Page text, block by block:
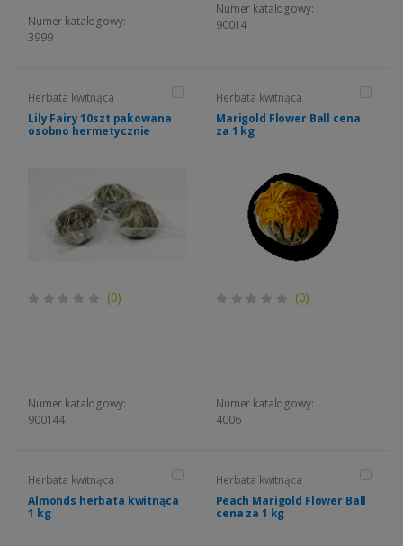
Numer katalogowy:
3999
Numer katalogowy:
90014
Herbata kwitnąca
Lily Fairy 10szt pakowana
osobno hermetycznie
(0)
Numer katalogowy:
900144
Herbata kwitnąca
Marigold Flower Ball cena
za 1 kg
(0)
Numer katalogowy:
4006
Herbata kwitnąca
Almonds herbata kwitnąca
1 kg
Herbata kwitnąca
Peach Marigold Flower Ball
cena za 1 kg